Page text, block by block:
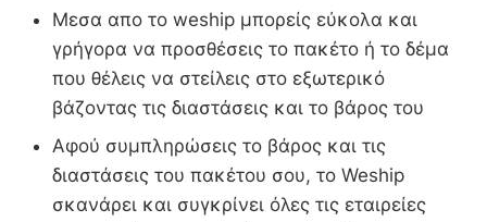
Μεσα απο το weship μπορείς εύκολα και
γρήγορα να προσθέσεις το πακέτο ή το δέμα
που θέλεις να στείλεις στο εξωτερικό
βάζοντας τις διαστάσεις και το βάρος του
Αφού συμπληρώσεις το βάρος και τις
διαστάσεις του πακέτου σου, το Weship
σκανάρει και συγκρίνει όλες τις εταιρείες